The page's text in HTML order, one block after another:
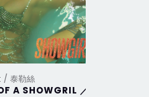
/ 泰勒絲
A SHOWGRIL ／